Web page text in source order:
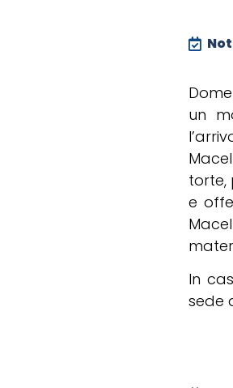
un
torte,
e
In
sede